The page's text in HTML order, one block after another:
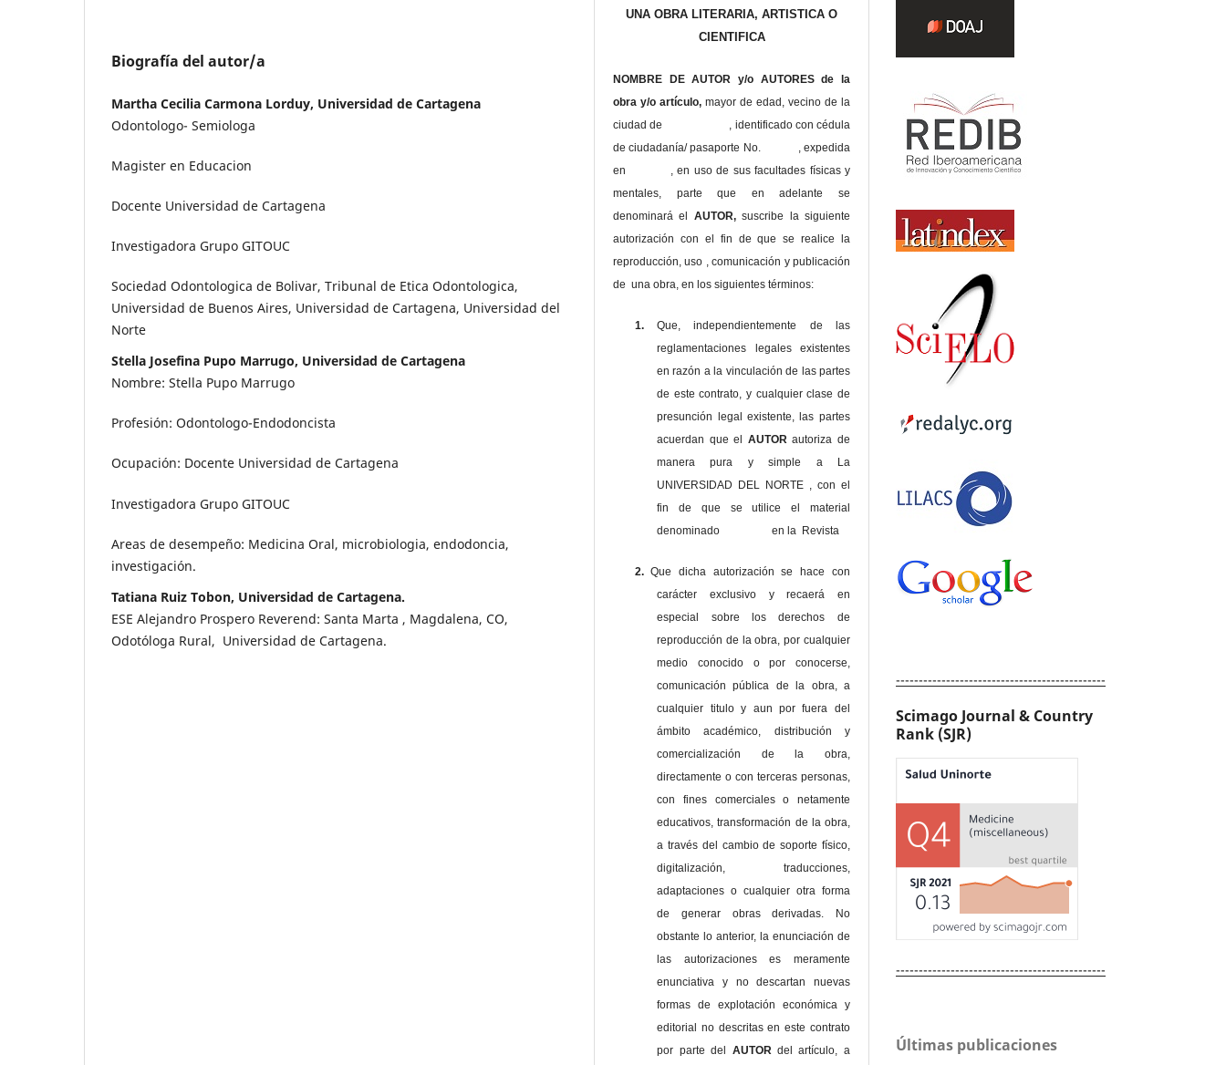
Biografía del autor/a
Martha Cecilia Carmona Lorduy, Universidad de Cartagena
Odontologo- Semiologa
Magister en Educacion
Docente Universidad de Cartagena
Investigadora Grupo GITOUC
Sociedad Odontologica de Bolivar, Tribunal de Etica Odontologica,
Universidad de Buenos Aires, Universidad de Cartagena, Universidad del
Norte
Stella Josefina Pupo Marrugo, Universidad de Cartagena
Nombre: Stella Pupo Marrugo
Profesión: Odontologo-Endodoncista
Ocupación: Docente Universidad de Cartagena
Investigadora Grupo GITOUC
Areas de desempeño: Medicina Oral, microbiologia, endodoncia,
investigación.
Tatiana Ruiz Tobon, Universidad de Cartagena.
ESE Alejandro Prospero Reverend: Santa Marta , Magdalena, CO,
Odotóloga Rural, Universidad de Cartagena.
UNA OBRA LITERARIA, ARTISTICA O
CIENTIFICA
NOMBRE DE AUTOR y/o AUTORES de la
obra y/o artículo,mayor de edad, vecino de la
ciudad de , identificado con cédula
de ciudadanía/ pasaporte No. , expedida
en , en uso de sus facultades físicas y
mentales, parte que en adelante se
denominará el AUTOR,suscribe la siguiente
autorización con el fin de que se realice la
reproducción, uso , comunicación y publicación
de una obra, en los siguientes términos:
1.
Que, independientemente de las
reglamentaciones legales existentes
en razón a la vinculación de las partes
de este contrato, y cualquier clase de
presunción legal existente, las partes
acuerdan que el AUTORautoriza de
manera pura y simple a La
UNIVERSIDAD DEL NORTE , con el
fin de que se utilice el material
denominado en la Revista
2. Que dicha autorización se hace con
carácter exclusivo y recaerá en
especial sobre los derechos de
reproducción de la obra, por cualquier
medio conocido o por conocerse,
comunicación pública de la obra, a
cualquier titulo y aun por fuera del
ámbito académico, distribución y
comercialización de la obra,
directamente o con terceras personas,
con fines comerciales o netamente
educativos, transformación de la obra,
a través del cambio de soporte físico,
digitalización, traducciones,
adaptaciones o cualquier otra forma
de generar obras derivadas. No
obstante lo anterior, la enunciación de
las autorizaciones es meramente
enunciativa y no descartan nuevas
formas de explotación económica y
editorial no descritas en este contrato
por parte del AUTOR del artículo, a
----------------------------------------------
Scimago Journal & Country
Rank (SJR)
----------------------------------------------
Últimas publicaciones